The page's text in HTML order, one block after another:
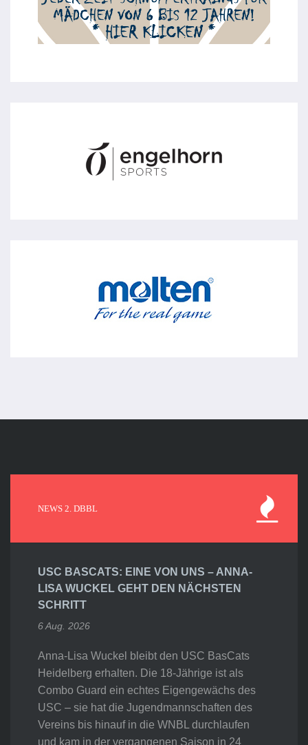
NEWS 2. DBBL
USC BASCATS: EINE VON UNS – ANNA-
LISA WUCKEL GEHT DEN NÄCHSTEN
SCHRITT
6 Aug. 2026
Anna-Lisa Wuckel bleibt den USC BasCats
Heidelberg erhalten. Die 18-Jährige ist als
Combo Guard ein echtes Eigengewächs des
USC – sie hat die Jugendmannschaften des
Vereins bis hinauf in die WNBL durchlaufen
und kam in der vergangenen Saison in 24